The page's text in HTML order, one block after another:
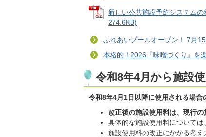
新しい公共施設予約システム
274.6KB)
ふれあいプールオープン！ 7月
本格的！2026『味噌づくり』を
令和8年4月から施設
令和8年4月1日以降に使用される場合
改正後の施設使用料は、現行の
具体的な施設使用料については
施設使用料の改正にかかる考